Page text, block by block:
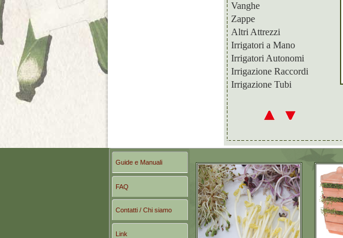
Vanghe
Zappe
Altri Attrezzi
Irrigatori a Mano
Irrigatori Autonomi
Irrigazione Raccordi
Irrigazione Tubi
Guide e Manuali
FAQ
Contatti / Chi siamo
Link